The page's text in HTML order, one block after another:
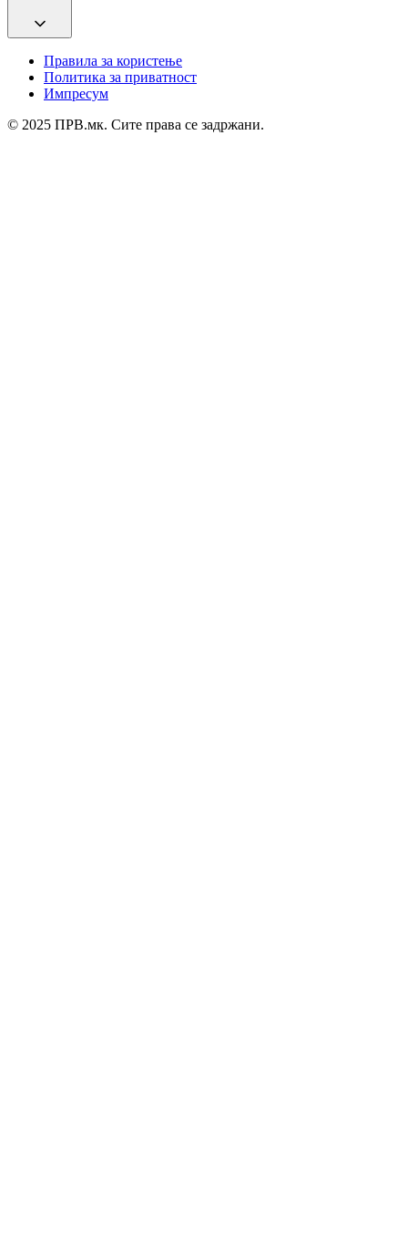
Правила за користење
Политика за приватност
Импресум
© 2025 ПРВ.мк. Сите права се задржани.